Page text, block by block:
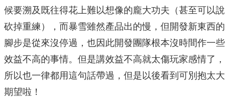
候要溯及既往得花上難以想像的龐大功夫（甚至可以說
砍掉重練），而暴雪雖然產品出的慢，但開發新東西的
腳步是從來沒停過，也因此開發團隊根本沒時間作一些
效益不高的事情。但是講效益不高就太傷玩家感情了，
所以也一律都用這句話帶過，但是以後看到可別抱太大
期望啦！